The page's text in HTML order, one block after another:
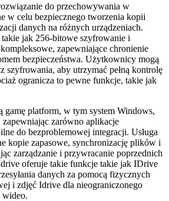
do przechowywania w
w celu bezpiecznego tworzenia kopii
danych na różnych urządzeniach.
jak 256-bitowe szyfrowanie i
zapewniające chronienie
bezpieczeństwa. Użytkownicy mogą
szyfrowania, aby utrzymać pełną kontrolę
ogranicza to pewne funkcje, takie jak
gamę platform, w tym system Windows,
zarówno aplikacje
do bezproblemowej integracji. Usługa
kopie zapasowe, synchronizację plików i
zarządzanie i przywracanie poprzednich
oferuje takie funkcje takie jak IDrive
danych za pomocą fizycznych
i zdjęć Idrive dla nieograniczonego
wideo.